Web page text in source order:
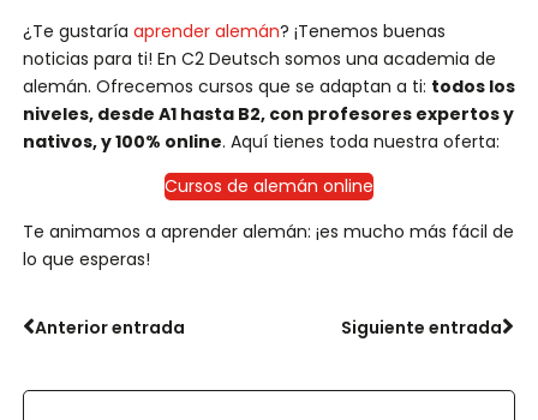
¿Te gustaría aprender alemán? ¡Tenemos buenas
noticias para ti! En C2 Deutsch somos una academia de
alemán. Ofrecemos cursos que se adaptan a ti: todos los
niveles, desde A1 hasta B2, con profesores expertos y
nativos, y 100% online. Aquí tienes toda nuestra oferta:
Cursos de alemán online
Te animamos a aprender alemán: ¡es mucho más fácil de
lo que esperas!
Anterior entrada Siguiente entrada